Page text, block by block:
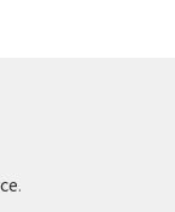
.